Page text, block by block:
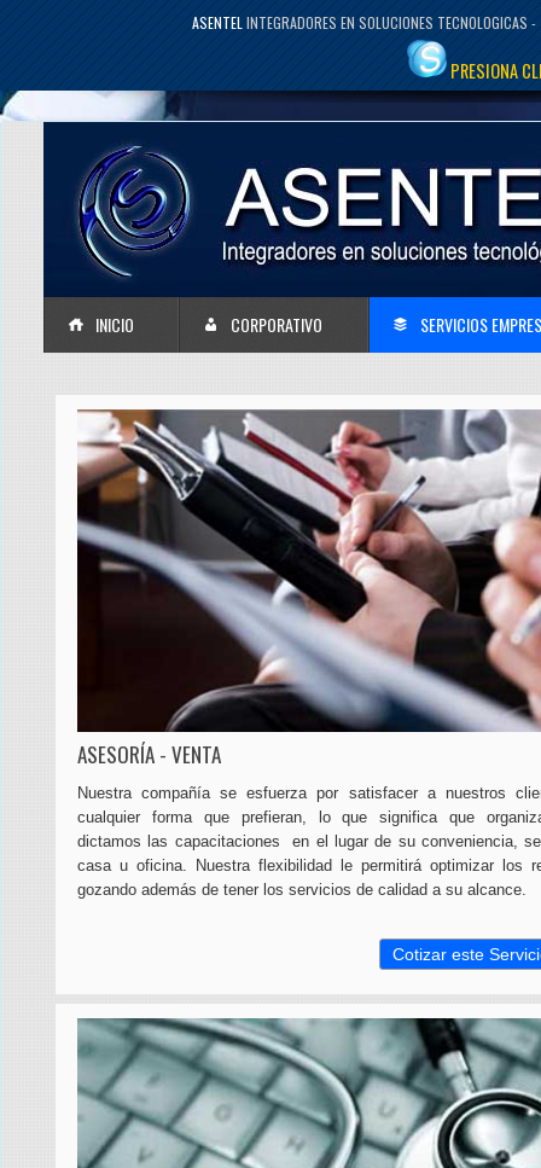
ASENTEL INTEGRADORES EN SOLUCIONES
PRESIONA
INICIO CORPORATIVO SERVICIOS
ASESORÍA - VENTA
Nuestra compañía se esfuerza por satisfacer a nuestros
cualquier forma que prefieran, lo que significa que
dictamos las capacitaciones en el lugar de su conveniencia,
casa u oficina. Nuestra flexibilidad le permitirá optimizar los
gozando además de tener los servicios de calidad a su alcance.